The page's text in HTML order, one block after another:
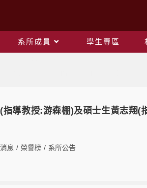
系所成員 學生專區
導教授:游森棚)及碩士生黃志翔(
息 / 榮譽榜 / 系所公告